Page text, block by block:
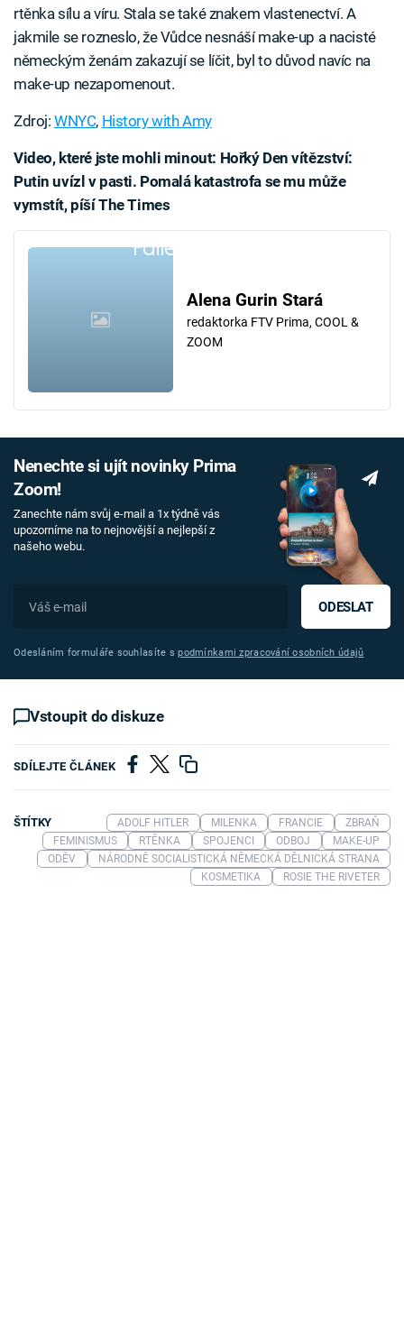
rtěnka sílu a víru. Stala se také znakem vlastenectví. A
jakmile se rozneslo, že Vůdce nesnáší make-up a nacisté
německým ženám zakazují se líčit, byl to důvod navíc na
make-up nezapomenout.
Zdroj:WNYC, History with Amy
Video, které jste mohli minout: Hořký Den vítězství:
Putin uvízl v pasti. Pomalá katastrofa se mu může
vymstít, píší The Times
Failed to fetch
Alena Gurin Stará
redaktorka FTV Prima, COOL &
ZOOM
Nenechte si ujít novinky Prima
Zoom!
Zanechte nám svůj e-mail a 1x týdně vás
upozorníme na to nejnovější a nejlepší z
našeho webu.
ODESLAT
Odesláním formuláře souhlasíte spodmínkami zpracování osobních údajů
Vstoupit do diskuze
SDÍLEJTE ČLÁNEK
ŠTÍTKY ADOLF HITLER MILENKA FRANCIE
ZBRAŇ
FEMINISMUS
RTĚNKA SPOJENCI ODBOJ
MAKE-UP
ODĚV
NÁRODNĚ SOCIALISTICKÁ NĚMECKÁ DĚLNICKÁ STRANA
KOSMETIKA
ROSIE THE RIVETER